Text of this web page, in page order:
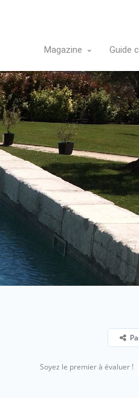
Magazine Guide
Soyez le premier à évaluer !